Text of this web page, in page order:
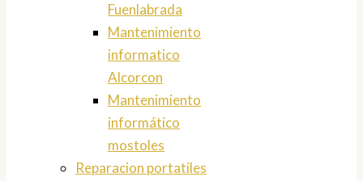
Fuenlabrada
Mantenimiento
informatico
Alcorcon
Mantenimiento
informático
mostoles
Reparacion portatiles